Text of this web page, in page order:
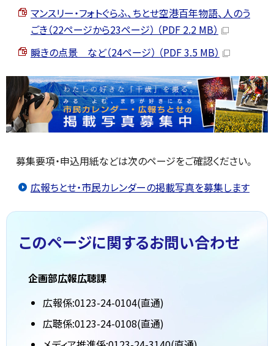
マンスリー・フォトぐらふ、ちとせ空港百年物語、人のう
ごき（22ページから23ページ） （PDF 2.2 MB）
瞬きの点景 など（24ページ） （PDF 3.5 MB）
募集要項・申込用紙などは次のページをご確認ください。
広報ちとせ・市民カレンダーの掲載写真を募集します
このページに関するお問い合わせ
企画部広報広聴課
広報係:0123-24-0104(直通)
広聴係:0123-24-0108(直通)